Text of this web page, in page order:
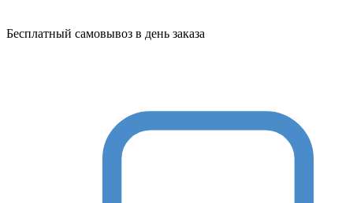
Бесплатный самовывоз в день заказа